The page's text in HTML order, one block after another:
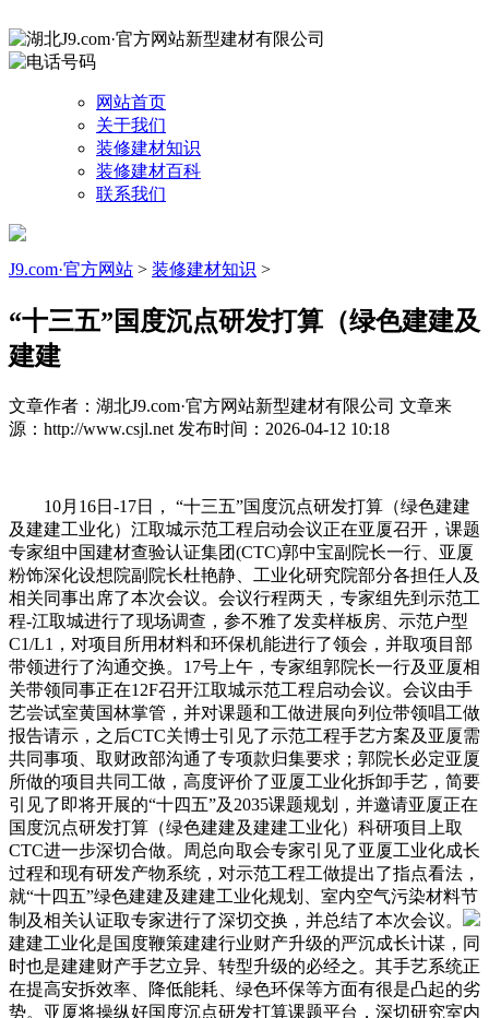
网站首页
关于我们
装修建材知识
装修建材百科
联系我们
J9.com·官方网站 > 装修建材知识 >
“十三五”国度沉点研发打算（绿色建建及
建建
文章作者：湖北J9.com·官方网站新型建材有限公司 文章来
源：http://www.csjl.net 发布时间：2026-04-12 10:18
10月16日-17日， “十三五”国度沉点研发打算（绿色建建
及建建工业化）江取城示范工程启动会议正在亚厦召开，课题
专家组中国建材查验认证集团(CTC)郭中宝副院长一行、亚厦
粉饰深化设想院副院长杜艳静、工业化研究院部分各担任人及
相关同事出席了本次会议。会议行程两天，专家组先到示范工
程-江取城进行了现场调查，参不雅了发卖样板房、示范户型
C1/L1，对项目所用材料和环保机能进行了领会，并取项目部
带领进行了沟通交换。17号上午，专家组郭院长一行及亚厦相
关带领同事正在12F召开江取城示范工程启动会议。会议由手
艺尝试室黄国林掌管，并对课题和工做进展向列位带领唱工做
报告请示，之后CTC关博士引见了示范工程手艺方案及亚厦需
共同事项、取财政部沟通了专项款归集要求；郭院长必定亚厦
所做的项目共同工做，高度评价了亚厦工业化拆卸手艺，简要
引见了即将开展的“十四五”及2035课题规划，并邀请亚厦正在
国度沉点研发打算（绿色建建及建建工业化）科研项目上取
CTC进一步深切合做。周总向取会专家引见了亚厦工业化成长
过程和现有研发产物系统，对示范工程工做提出了指点看法，
就“十四五”绿色建建及建建工业化规划、室内空气污染材料节
制及相关认证取专家进行了深切交换，并总结了本次会议。
建建工业化是国度鞭策建建行业财产升级的严沉成长计谋，同
时也是建建财产手艺立异、转型升级的必经之。其手艺系统正
在提高安拆效率、降低能耗、绿色环保等方面有很是凸起的劣
势。亚厦将操纵好国度沉点研发打算课题平台，深切研究室内